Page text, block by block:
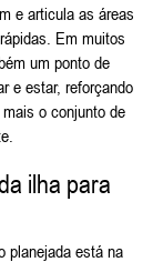
e articula as áreas
Em muitos
um ponto de
e estar, reforçando
o conjunto de
ilha para
planejada está na